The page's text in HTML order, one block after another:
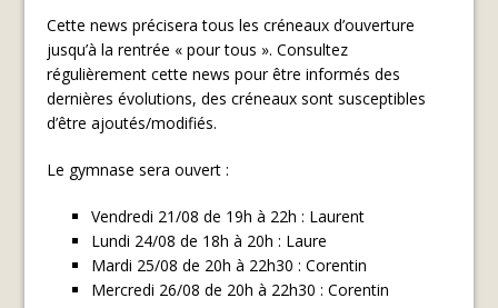
Cette news précisera tous les créneaux d’ouverture
jusqu’à la rentrée « pour tous ». Consultez
régulièrement cette news pour être informés des
dernières évolutions, des créneaux sont susceptibles
d’être ajoutés/modifiés.
Le gymnase sera ouvert :
Vendredi 21/08 de 19h à 22h : Laurent
Lundi 24/08 de 18h à 20h : Laure
Mardi 25/08 de 20h à 22h30 : Corentin
Mercredi 26/08 de 20h à 22h30 : Corentin